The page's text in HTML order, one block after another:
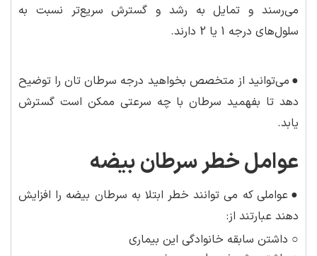
می‌رسند و تمایل به رشد و گسترش سریع‌تر نسبت به
سلول‌های درجه 1 یا 2 دارند.
● می‌توانید از متخصص بخواهید درجه سرطان تان را توضیح
دهد تا بفهمید سرطان با چه سرعتی ممکن است گسترش
یابد.
عوامل خطر سرطان بیضه
●عواملی که می توانند خطر ابتلا به سرطان بیضه را افزایش
دهند عبارتند از:
○ داشتن سابقه خانوادگی این بیماری